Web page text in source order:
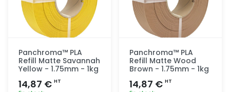
Panchroma™ PLA
Refill Matte Savannah
Yellow - 1.75mm - 1kg
14,87 € HT
Panchroma™ PLA
Refill Matte Wood
Brown - 1.75mm - 1kg
14,87 € HT